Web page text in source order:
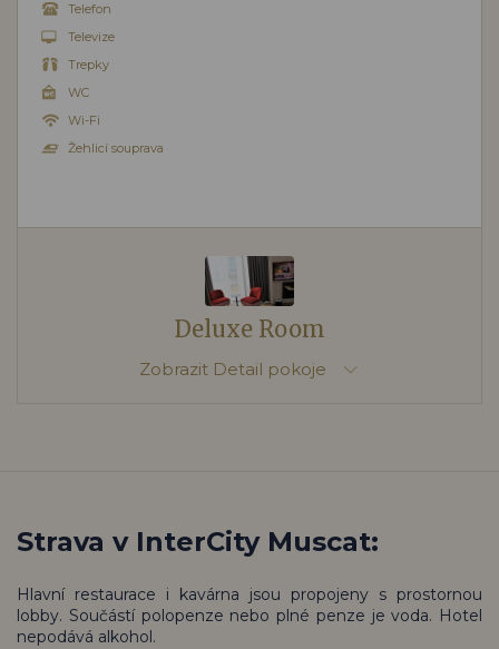
Telefon
Televize
Trepky
WC
Wi-Fi
Žehlicí souprava
Deluxe Room
Zobrazit Detail pokoje
Strava v InterCity Muscat:
Hlavní restaurace i kavárna jsou propojeny s prostornou
lobby. Součástí polopenze nebo plné penze je voda. Hotel
nepodává alkohol.